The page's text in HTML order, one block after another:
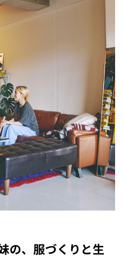
の、服づくりと生